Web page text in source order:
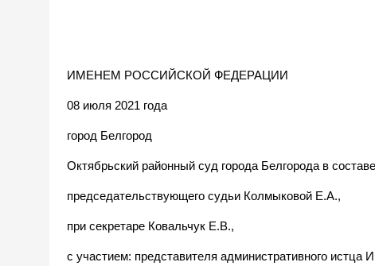
ИМЕНЕМ РОССИЙСКОЙ ФЕДЕРАЦИИ
08 июля 2021 года
город Белгород
Октябрьский районный суд города Белгорода в
председательствующего судьи Колмыковой Е.А.,
при секретаре Ковальчук Е.В.,
с участием: представителя административного